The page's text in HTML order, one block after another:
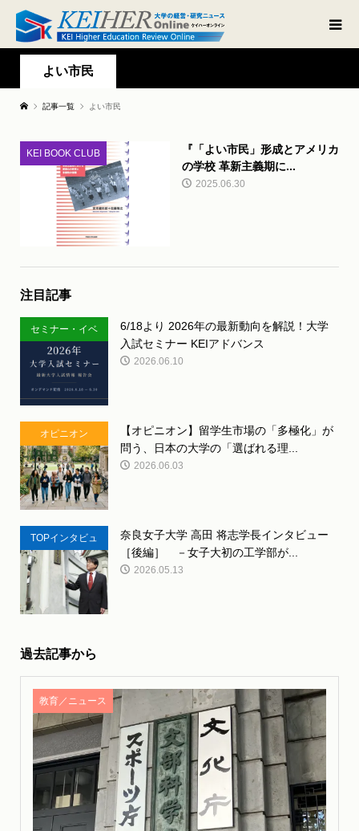
よい市民
記事一覧 よい市民
KEI BOOK CLUB
『「よい市民」形成とアメリカ
の学校 革新主義期に...
2025.06.30
注目記事
セミナー・イベ
ント
6/18より 2026年の最新動向を解説！大学
入試セミナー KEIアドバンス
2026.06.10
オピニオン
【オピニオン】留学生市場の「多極化」が
問う、日本の大学の「選ばれる理...
2026.06.03
TOPインタビュ
ー
奈良女子大学 高田 将志学長インタビュー
［後編］ －女子大初の工学部が...
2026.05.13
過去記事から
教育／ニュース